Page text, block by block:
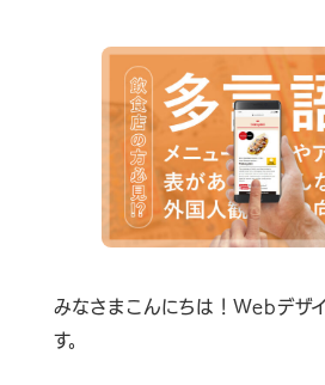
みなさまこんにちは！Webデザ
す。